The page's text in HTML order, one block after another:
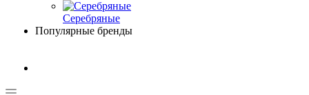
Серебряные
Популярные бренды